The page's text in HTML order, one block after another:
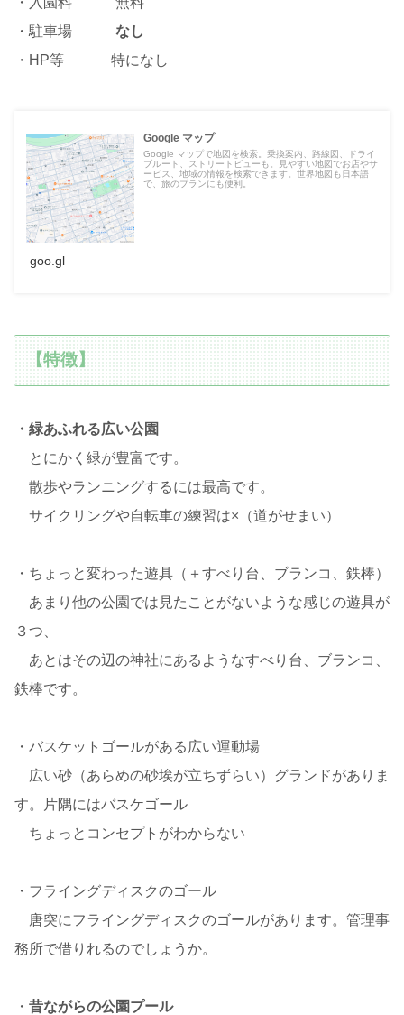
・駐車場 なし
・HP等 特になし
Google マップ
Google マップで地図を検索。乗換案内、路線図、ドライ
ブルート、ストリートビューも。見やすい地図でお店やサ
ービス、地域の情報を検索できます。世界地図も日本語
で、旅のプランにも便利。
goo.gl
【特徴】
・緑あふれる広い公園
とにかく緑が豊富です。
散歩やランニングするには最高です。
サイクリングや自転車の練習は×（道がせまい）
・ちょっと変わった遊具（＋すべり台、ブランコ、鉄棒）
あまり他の公園では見たことがないような感じの遊具が
３つ、
あとはその辺の神社にあるようなすべり台、ブランコ、
鉄棒です。
・バスケットゴールがある広い運動場
広い砂（あらめの砂埃が立ちずらい）グランドがありま
す。片隅にはバスケゴール
ちょっとコンセプトがわからない
・フライングディスクのゴール
唐突にフライングディスクのゴールがあります。管理事
務所で借りれるのでしょうか。
・ 昔ながらの公園プール